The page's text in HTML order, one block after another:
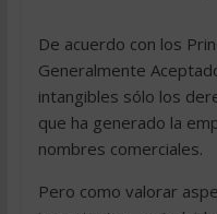
De acuerdo con los
Generalmente
intangibles sólo los
que ha generado la
nombres comerciales.
Pero como valorar